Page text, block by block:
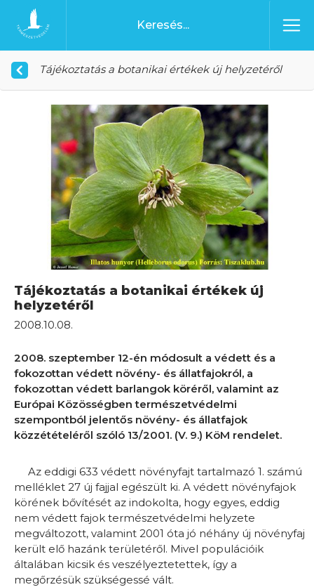
Ugrás a tartalomhoz
Főoldal
Tájékoztatás a botanikai értékek új helyzetéről
Tájékoztatás a botanikai értékek új
helyzetéről
2008.10.08.
2008. szeptember 12-én módosult a védett és a
fokozottan védett növény- és állatfajokról, a
fokozottan védett barlangok köréről, valamint az
Európai Közösségben természetvédelmi
szempontból jelentős növény- és állatfajok
közzétételéről szóló 13/2001. (V. 9.) KöM rendelet.
Az eddigi 633 védett növényfajt tartalmazó 1. számú
melléklet 27 új fajjal egészült ki. A védett növényfajok
körének bővítését az indokolta, hogy egyes, eddig
nem védett fajok természetvédelmi helyzete
megváltozott, valamint 2001 óta jó néhány új növényfaj
került elő hazánk területéről. Mivel populációik
általában kicsik és veszélyeztetettek, így a
megőrzésük szükségessé vált.